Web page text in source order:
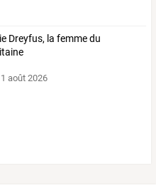
Dreyfus, la femme du
1 août 2026